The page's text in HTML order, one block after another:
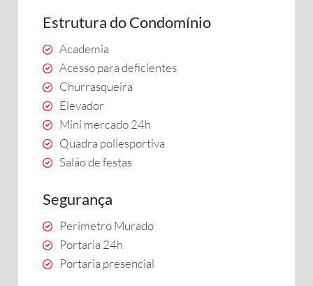
Estrutura do Condomínio
Academia
Acesso para deficientes
Churrasqueira
Elevador
Mini mercado 24h
Quadra poliesportiva
Salão de festas
Segurança
Perímetro Murado
Portaria 24h
Portaria presencial